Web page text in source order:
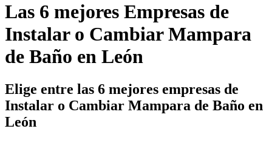
Las 6 mejores Empresas de
Instalar o Cambiar Mampara
de Baño en León
Elige entre las 6 mejores empresas de
Instalar o Cambiar Mampara de Baño en
León